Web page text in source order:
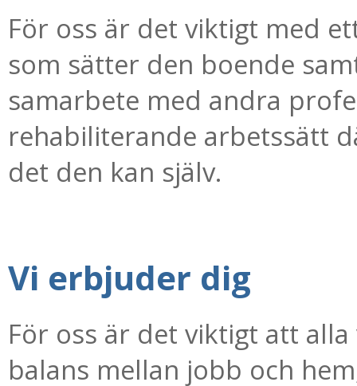
För oss är det viktigt med
som sätter den boende
samarbete med andra
rehabiliterande arbetssätt
det den kan själv.
Vi erbjuder dig
För oss är det viktigt att
balans mellan jobb och